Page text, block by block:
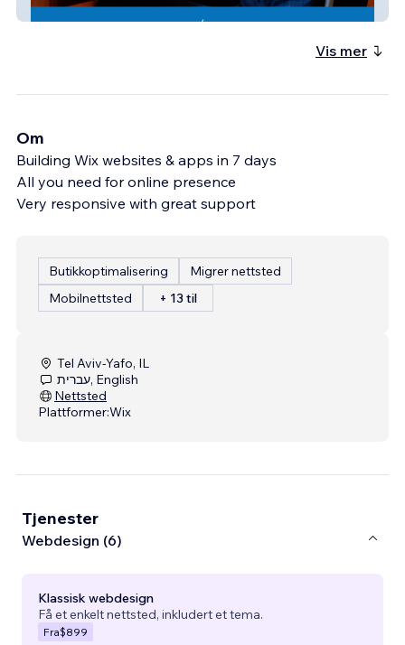
art-bio
Vis mer
Om
Building Wix websites & apps in 7 days
All you need for online presence
Very responsive with great support
Butikkoptimalisering
Migrer nettsted
Mobilnettsted
+ 13 til
Tel Aviv-Yafo, IL
עברית, English
Nettsted
Plattformer:Wix
Tjenester
Webdesign (6)
Klassisk webdesign
Få et enkelt nettsted, inkludert et tema.
Fra$899